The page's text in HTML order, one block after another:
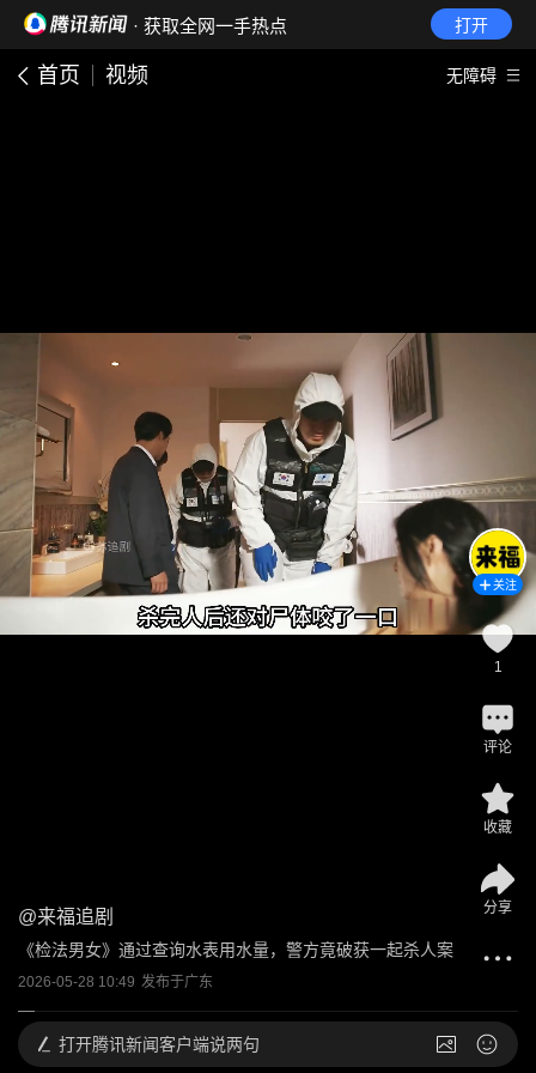
· 获取全网一手热点 打开
首页 视频 无障碍
@来福追剧
《检法男女》通过查询水表用水量，警方竟破获一起杀人案
2026-05-28 10:49 发布于广东
关注
1
评论
收藏
分享
打开腾讯新闻客户端说两句